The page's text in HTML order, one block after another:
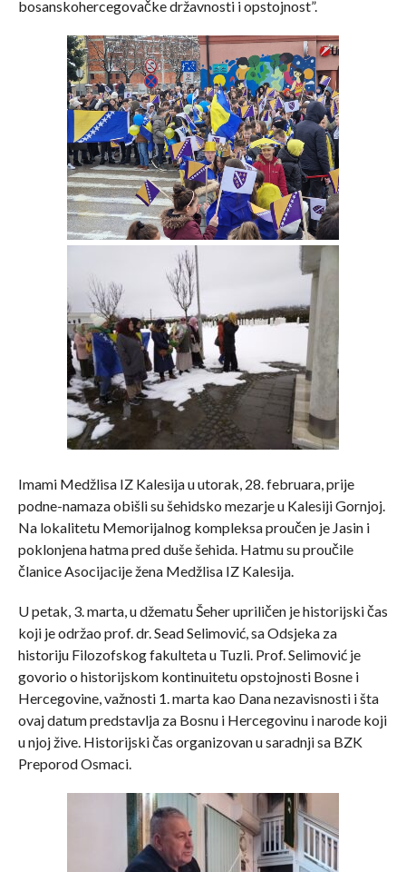
bosanskohercegovačke državnosti i opstojnost”.
Imami Medžlisa IZ Kalesija u utorak, 28. februara, prije
podne-namaza obišli su šehidsko mezarje u Kalesiji Gornjoj.
Na lokalitetu Memorijalnog kompleksa proučen je Jasin i
poklonjena hatma pred duše šehida. Hatmu su proučile
članice Asocijacije žena Medžlisa IZ Kalesija.
U petak, 3. marta, u džematu Šeher upriličen je historijski čas
koji je održao prof. dr. Sead Selimović, sa Odsjeka za
historiju Filozofskog fakulteta u Tuzli. Prof. Selimović je
govorio o historijskom kontinuitetu opstojnosti Bosne i
Hercegovine, važnosti 1. marta kao Dana nezavisnosti i šta
ovaj datum predstavlja za Bosnu i Hercegovinu i narode koji
u njoj žive. Historijski čas organizovan u saradnji sa BZK
Preporod Osmaci.